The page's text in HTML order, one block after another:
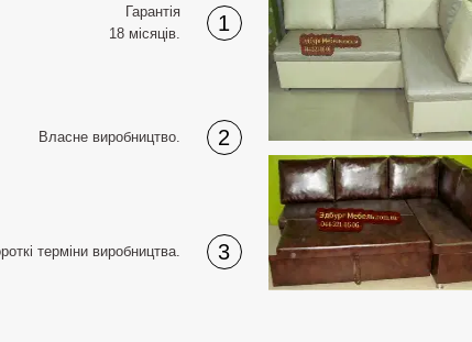
Гарантія
18 місяців. 1
Власне виробництво. 2
терміни виробництва. 3